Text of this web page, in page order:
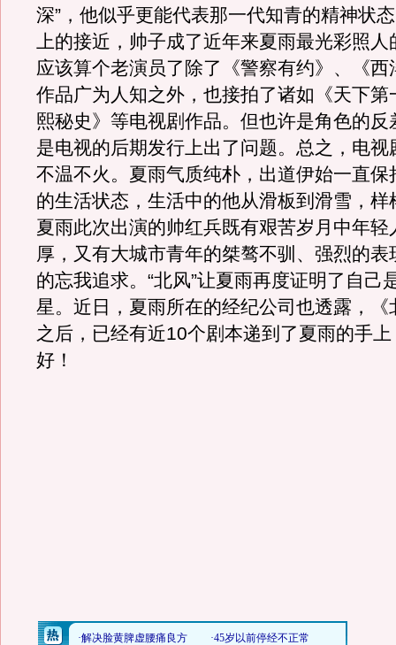
深”，他似乎更能代表那一代知青的精神状
上的接近，帅子成了近年来夏雨最光彩照人
应该算个老演员了除了《警察有约》、《西
作品广为人知之外，也接拍了诸如《天下第
熙秘史》等电视剧作品。但也许是角色的反
是电视的后期发行上出了问题。总之，电视
不温不火。夏雨气质纯朴，出道伊始一直保
的生活状态，生活中的他从滑板到滑雪，样
夏雨此次出演的帅红兵既有艰苦岁月中年轻
厚，又有大城市青年的桀骜不驯、强烈的表
的忘我追求。“北风”让夏雨再度证明了自己
星。近日，夏雨所在的经纪公司也透露，《
之后，已经有近10个剧本递到了夏雨的手
好！